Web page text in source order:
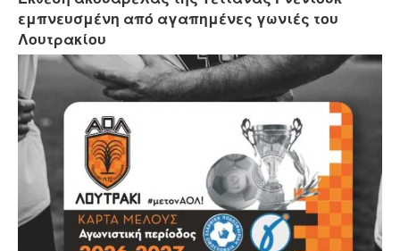
εμπνευσμένη από αγαπημένες γωνιές του
Λουτρακίου